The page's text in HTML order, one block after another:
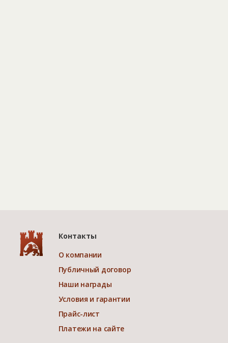
Контакты
О компании
Публичный договор
Наши награды
Условия и гарантии
Прайс-лист
Платежи на сайте